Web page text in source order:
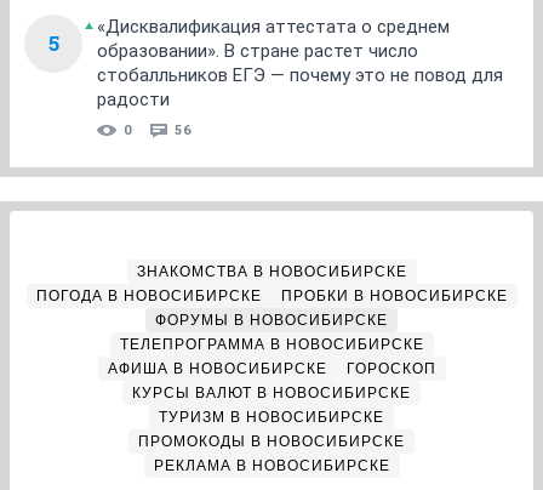
5
«Дисквалификация аттестата о среднем
образовании». В стране растет число
стобалльников ЕГЭ — почему это не повод для
радости
0 56
ЗНАКОМСТВА В НОВОСИБИРСКЕ
ПОГОДА В НОВОСИБИРСКЕ
ПРОБКИ В НОВОСИБИРСКЕ
ФОРУМЫ В НОВОСИБИРСКЕ
ТЕЛЕПРОГРАММА В НОВОСИБИРСКЕ
АФИША В НОВОСИБИРСКЕ
ГОРОСКОП
КУРСЫ ВАЛЮТ В НОВОСИБИРСКЕ
ТУРИЗМ В НОВОСИБИРСКЕ
ПРОМОКОДЫ В НОВОСИБИРСКЕ
РЕКЛАМА В НОВОСИБИРСКЕ